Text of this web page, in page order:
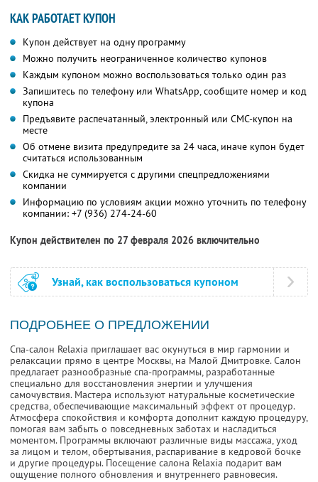
КАК РАБОТАЕТ КУПОН
Купон действует на одну программу
Можно получить неограниченное количество купонов
Каждым купоном можно воспользоваться только один раз
Запишитесь по телефону или WhatsApp, сообщите номер и код
купона
Предъявите распечатанный, электронный или СМС-купон на
месте
Об отмене визита предупредите за 24 часа, иначе купон будет
считаться использованным
Скидка не суммируется с другими спецпредложениями
компании
Информацию по условиям акции можно уточнить по телефону
компании: +7 (936) 274-24-60
Купон действителен по 27 февраля 2026 включительно
Узнай, как воспользоваться купоном
ПОДРОБНЕЕ О ПРЕДЛОЖЕНИИ
Спа-салон Relaxia приглашает вас окунуться в мир гармонии и
релаксации прямо в центре Москвы, на Малой Дмитровке. Салон
предлагает разнообразные спа-программы, разработанные
специально для восстановления энергии и улучшения
самочувствия. Мастера используют натуральные косметические
средства, обеспечивающие максимальный эффект от процедур.
Атмосфера спокойствия и комфорта дополнит каждую процедуру,
помогая вам забыть о повседневных заботах и насладиться
моментом. Программы включают различные виды массажа, уход
за лицом и телом, обертывания, распаривание в кедровой бочке
и другие процедуры. Посещение салона Relaxia подарит вам
ощущение полного обновления и внутреннего равновесия.